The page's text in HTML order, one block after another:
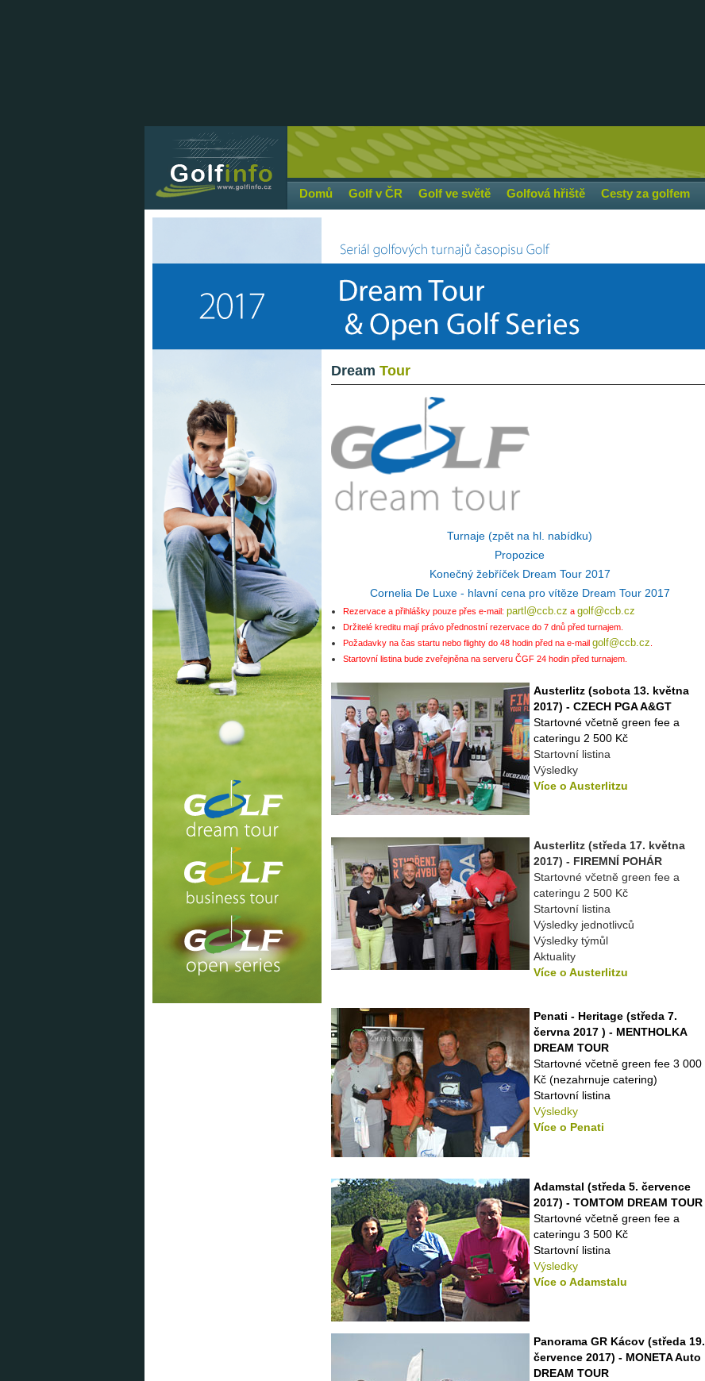
Domů Golf v ČR Golf ve světě Golfová hřiště Cesty za golfem
Dream Tour
Turnaje (zpět na hl. nabídku)
Propozice
Konečný žebříček Dream Tour 2017
Cornelia De Luxe - hlavní cena pro vítěze Dream Tour 2017
Rezervace a přihlášky pouze přes e-mail: partl@ccb.cz a golf@ccb.cz
Držitelé kreditu mají právo přednostní rezervace do 7 dnů před turnajem.
Požadavky na čas startu nebo flighty do 48 hodin před na e-mail golf@ccb.cz
Startovní listina bude zveřejněna na serveru ČGF 24 hodin před turnajem.
Austerlitz (sobota 13. května
2017) - CZECH PGA A&GT
Startovné včetně green fee a
cateringu 2 500 Kč
Startovní listina
Výsledky
Více o Austerlitzu
Austerlitz (středa 17. května
2017) - FIREMNÍ POHÁR
Startovné včetně green fee a
cateringu 2 500 Kč
Startovní listina
Výsledky jednotlivců
Výsledky týmůl
Aktuality
Více o Austerlitzu
Penati - Heritage (středa 7.
června 2017 ) - MENTHOLKA
DREAM TOUR
Startovné včetně green fee 3 000
Kč (nezahrnuje catering)
Startovní listina
Výsledky
Více o Penati
Adamstal (středa 5. července
2017) - TOMTOM DREAM TOUR
Startovné včetně green fee a
cateringu 3 500 Kč
Startovní listina
Výsledky
Více o Adamstalu
Panorama GR Kácov (středa 19.
července 2017) - MONETA Auto
DREAM TOUR